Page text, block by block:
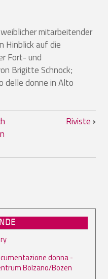
mitarbeitender
Hinblick auf die
Fort- und
Brigitte Schnock;
delle donne in Alto
Buch Ricerche
Riviste ›
donna -
Bolzano/Bozen